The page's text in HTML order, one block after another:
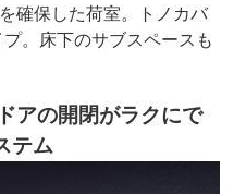
確保した荷室。トノカバ
。床下のサブスペースも
アの開閉がラクにで
テム